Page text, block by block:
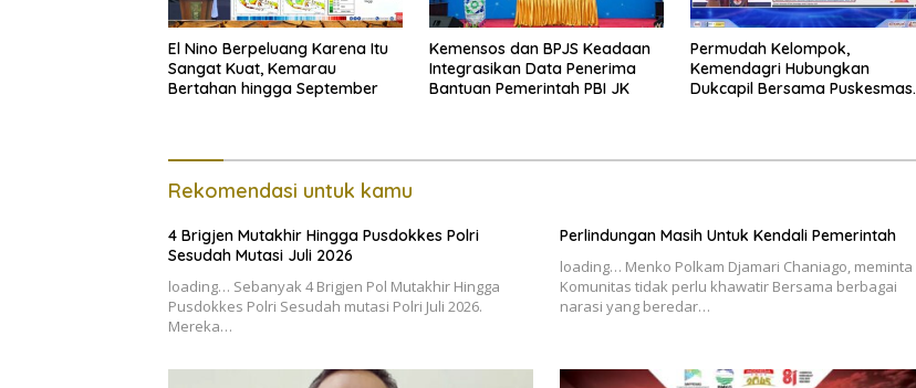
El Nino Berpeluang Karena Itu
Sangat Kuat, Kemarau
Bertahan hingga September
Kemensos dan BPJS Keadaan
Integrasikan Data Penerima
Bantuan Pemerintah PBI JK
Permudah Kelompok,
Kemendagri Hubungkan
Dukcapil Bersama Puskesmas
Rekomendasi untuk kamu
4 Brigjen Mutakhir Hingga Pusdokkes Polri
Sesudah Mutasi Juli 2026
loading… Sebanyak 4 Brigjen Pol Mutakhir Hingga
Pusdokkes Polri Sesudah mutasi Polri Juli 2026.
Mereka…
Perlindungan Masih Untuk Kendali Pemerintah
loading… Menko Polkam Djamari Chaniago, meminta
Komunitas tidak perlu khawatir Bersama berbagai
narasi yang beredar…